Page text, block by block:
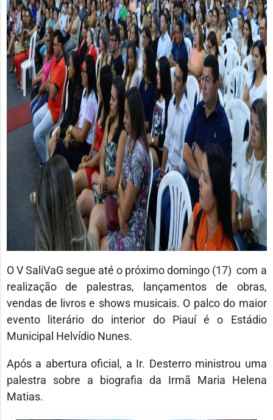
O V SaliVaG segue até o próximo domingo (17) com a
realização de palestras, lançamentos de obras,
vendas de livros e shows musicais. O palco do maior
evento literário do interior do Piauí é o Estádio
Municipal Helvídio Nunes.
Após a abertura oficial, a Ir. Desterro ministrou uma
palestra sobre a biografia da Irmã Maria Helena
Matias.